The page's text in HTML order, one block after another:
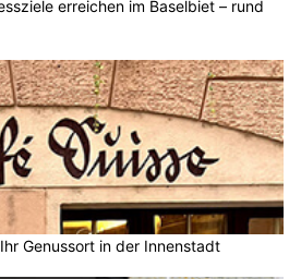
erreichen im Baselbiet – rund
Genussort in der Innenstadt